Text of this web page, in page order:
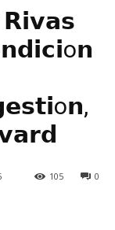
0
105